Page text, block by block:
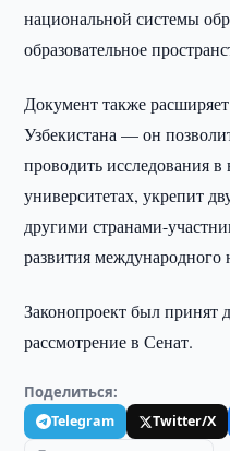
национальной системы
образовательное
Документ также
Узбекистана — он
проводить исследования
университетах, укрепит
другими странами-
развития международного
Законопроект был принят
рассмотрение в Сенат.
Поделиться:
Telegram Twitter/X